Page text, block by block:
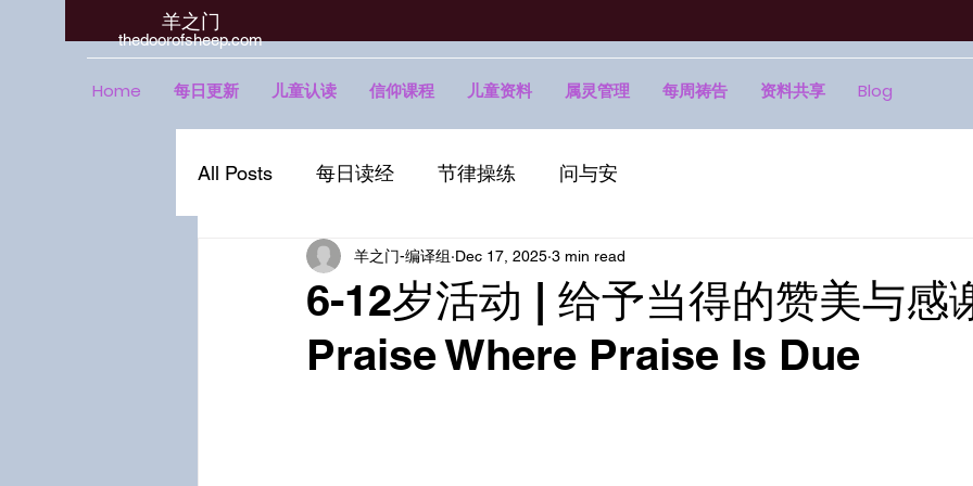
羊之门
​thedoorofsheep.com
Home 每日更新 儿童认读 信仰课程 儿童资料 属灵管理 每周祷告 资料共享 Blog
All Posts 每日读经 节律操练 问与安
6-12岁活动 | 给予当得的赞美与感
Praise Where Praise Is Due
羊之门-编译组 Dec 17, 2025 3 min read